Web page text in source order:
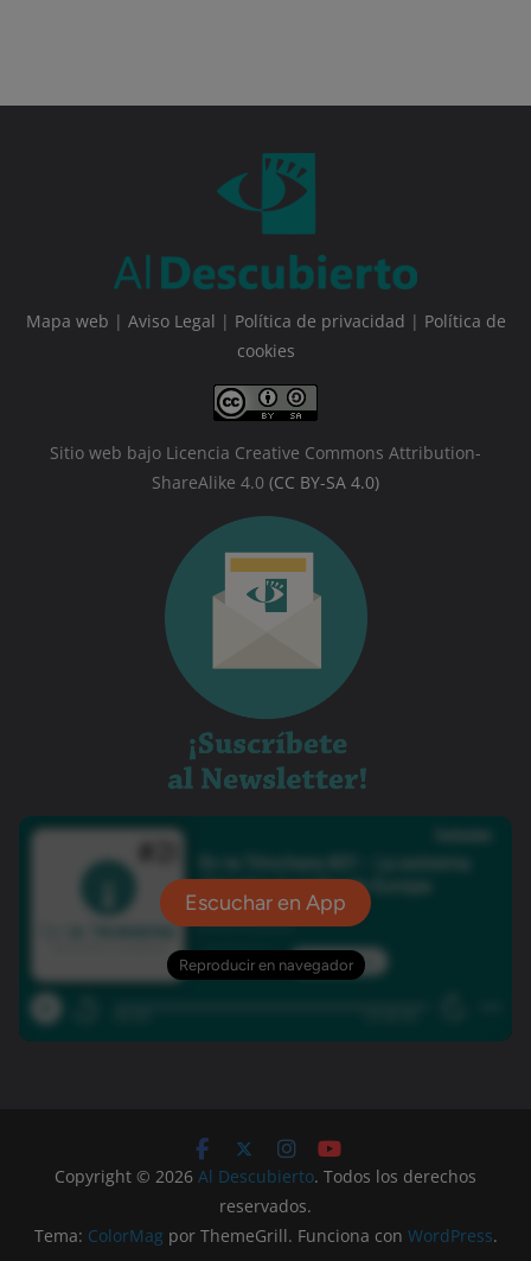
Mapa web | Aviso Legal | Política de privacidad | Política de
cookies
Sitio web bajo Licencia Creative Commons Attribution-
ShareAlike 4.0 (CC BY-SA 4.0)
Copyright © 2026 Al Descubierto. Todos los derechos
reservados.
Tema: ColorMag por ThemeGrill. Funciona con WordPress.